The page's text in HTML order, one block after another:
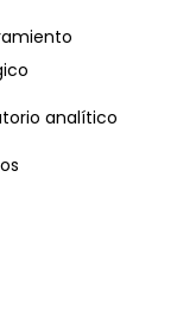
analítico